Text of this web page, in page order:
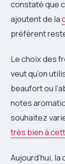
constaté que
ajoutent de la
préfèrent
Le choix des
veut qu’on
beaufort ou
notes
souhaitez
très bien à
Aujourd’hui,